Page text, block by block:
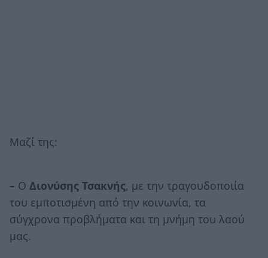
Μαζί της:
– Ο Διονύσης Τσακνής, με την τραγουδοποιία
του εμποτισμένη από την κοινωνία, τα
σύγχρονα προβλήματα και τη μνήμη του λαού
μας.